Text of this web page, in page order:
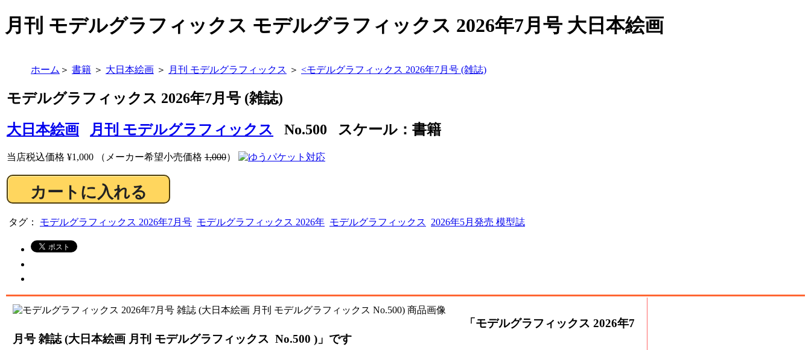
月刊 モデルグラフィックス モデルグラフィックス 2026年7月号 大日本絵画
ホーム ＞ 書籍 ＞ 大日本絵画 ＞ 月刊 モデルグラフィックス ＞ <モデルグラフィックス 2026年7月号 (雑誌)
モデルグラフィックス 2026年7月号 (雑誌)
大日本絵画
月刊 モデルグラフィックス No.500 スケール：書籍
当店税込価格 ¥1,000 （メーカー希望小売価格 1,000）
タグ： モデルグラフィックス 2026年7月号 モデルグラフィックス 2026年 モデルグラフィックス 2026年5月発売 模型誌
「モデルグラフィックス 2026年7
月号 雑誌 (大日本絵画 月刊 モデルグラフィックス No.500 )」です